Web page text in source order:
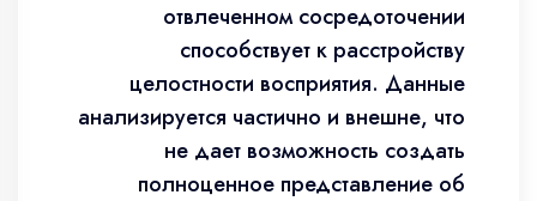
отвлеченном сосредоточении
способствует к расстройству
целостности восприятия. Данные
анализируется частично и внешне, что
не дает возможность создать
полноценное представление об